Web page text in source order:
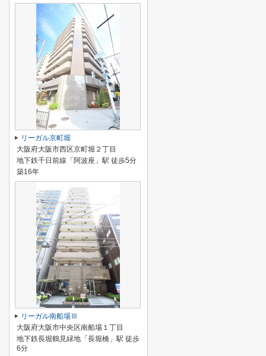
リーガル京町堀
大阪府大阪市西区京町堀２丁目
地下鉄千日前線「阿波座」駅 徒歩5分
築16年
リーガル南船場Ⅲ
大阪府大阪市中央区南船場１丁目
地下鉄長堀鶴見緑地「長堀橋」駅 徒歩
6分